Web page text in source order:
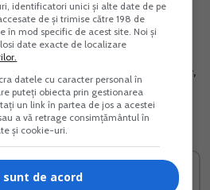
acces si la bazele de date
institutii publice privind
si inregistrarile fiscale,
in Registrul
Finantelor Publice.
identificatori unici și alte date de pe
de și trimise către 198 de
în mod specific de acest site. Noi și
date exacte de localizare
datele cu caracter personal în
puteți obiecta prin gestionarea
un link în partea de jos a acestei
a vă retrage consimțământul în
și cookie-uri.
sunt de acord